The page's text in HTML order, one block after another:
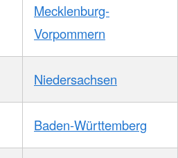
Mecklenburg-
Vorpommern
Niedersachsen
Baden-Württemberg